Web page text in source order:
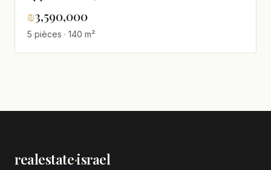
₪3,590,000
5 pièces · 140 m²
realestate·israel